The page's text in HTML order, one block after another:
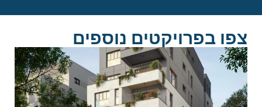
צפו בפרויקטים נוספים